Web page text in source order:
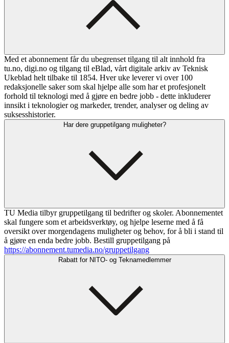
Med et abonnement får du ubegrenset tilgang til alt innhold fra
tu.no, digi.no og tilgang til eBlad, vårt digitale arkiv av Teknisk
Ukeblad helt tilbake til 1854. Hver uke leverer vi over 100
redaksjonelle saker som skal hjelpe alle som har et profesjonelt
forhold til teknologi med å gjøre en bedre jobb - dette inkluderer
innsikt i teknologier og markeder, trender, analyser og deling av
suksesshistorier.
Har dere gruppetilgang muligheter?
TU Media tilbyr gruppetilgang til bedrifter og skoler. Abonnementet
skal fungere som et arbeidsverktøy, og hjelpe leserne med å få
oversikt over morgendagens muligheter og behov, for å bli i stand til
å gjøre en enda bedre jobb. Bestill gruppetilgang på
https://abonnement.tumedia.no/gruppetilgang
Rabatt for NITO- og Teknamedlemmer